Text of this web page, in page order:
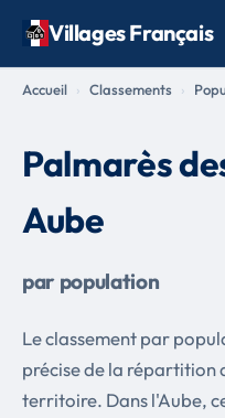
Villages Français
Accueil Classements
Palmarès
Aube
par population
Le classement par
précise de la répartition
territoire. Dans l'Aube,